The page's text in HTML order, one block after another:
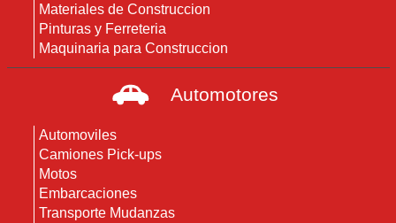
Materiales de Construccion
Pinturas y Ferreteria
Maquinaria para Construccion
Automotores
Automoviles
Camiones Pick-ups
Motos
Embarcaciones
Transporte Mudanzas